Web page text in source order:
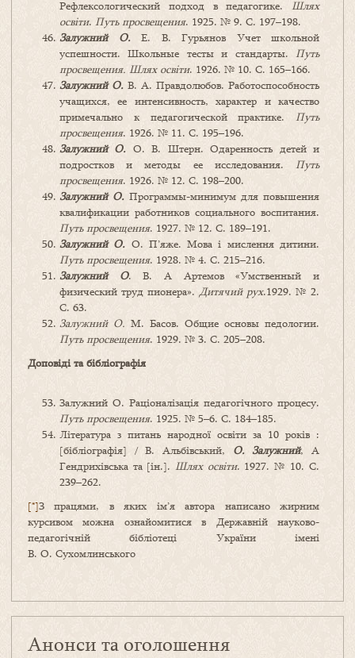
Рефлексологический подход в педагогике. Шлях
освіти. Путь просвещения. 1925. № 9. С. 197–198.
Залужний О.Е. В. Гурьянов Учет школьной
успешности. Школьные тесты и стандарты. Путь
просвещения. Шлях освіти. 1926. № 10. С. 165–166.
Залужний О. В. А. Правдолюбов. Работоспособность
учащихся, ее интенсивность, характер и качество
примечально к педагогической практике. Путь
просвещения. 1926. № 11. С. 195–196.
Залужний О. О. В. Штерн. Одаренность детей и
подростков и методы ее исследования. Путь
просвещения. 1926. № 12. С. 198–200.
Залужний О. Программы-минимум для повышения
квалификации работников социального воспитания.
Путь просвещения. 1927. № 12. С. 189–191.
Залужний О. О. П’яже. Мова і мислення дитини.
Путь просвещения. 1928. № 4. С. 215–216.
Залужний О. В. А Артемов «Умственный и
физический труд пионера». Дитячий рух.1929. № 2.
С. 63.
Залужний О. М. Басов. Общие основы педологии.
Путь просвещения. 1929. № 3. С. 205–208.
Доповіді та бібліографія
Залужний О. Раціоналізація педагогічного процесу.
Путь просвещения. 1925. № 5–6. С. 184–185.
Література з питань народної освіти за 10 років :
[бібліографія] / В. Альбівський, О. Залужний, А
Гендрихівська та [ін.]. Шлях освіти. 1927. № 10. С.
239–262.
[*]З працями, в яких ім’я автора написано жирним
курсивом можна ознайомитися в Державній науково-
педагогічній бібліотеці України імені
В. О. Сухомлинського
Анонси та оголошення